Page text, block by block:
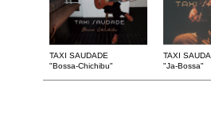
TAXI SAUDADE
"Bossa-Chichibu"
TAXI
"Ja-Bossa"